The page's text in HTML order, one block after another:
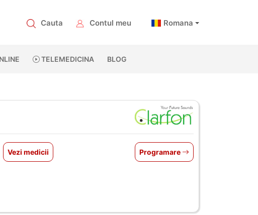
Cauta Contul meu Romana
TELEMEDICINA BLOG
Vezi medicii Programare